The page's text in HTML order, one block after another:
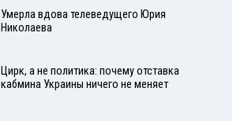
Умерла вдова телеведущего Юрия
Николаева
Цирк, а не политика: почему отставка
кабмина Украины ничего не меняет